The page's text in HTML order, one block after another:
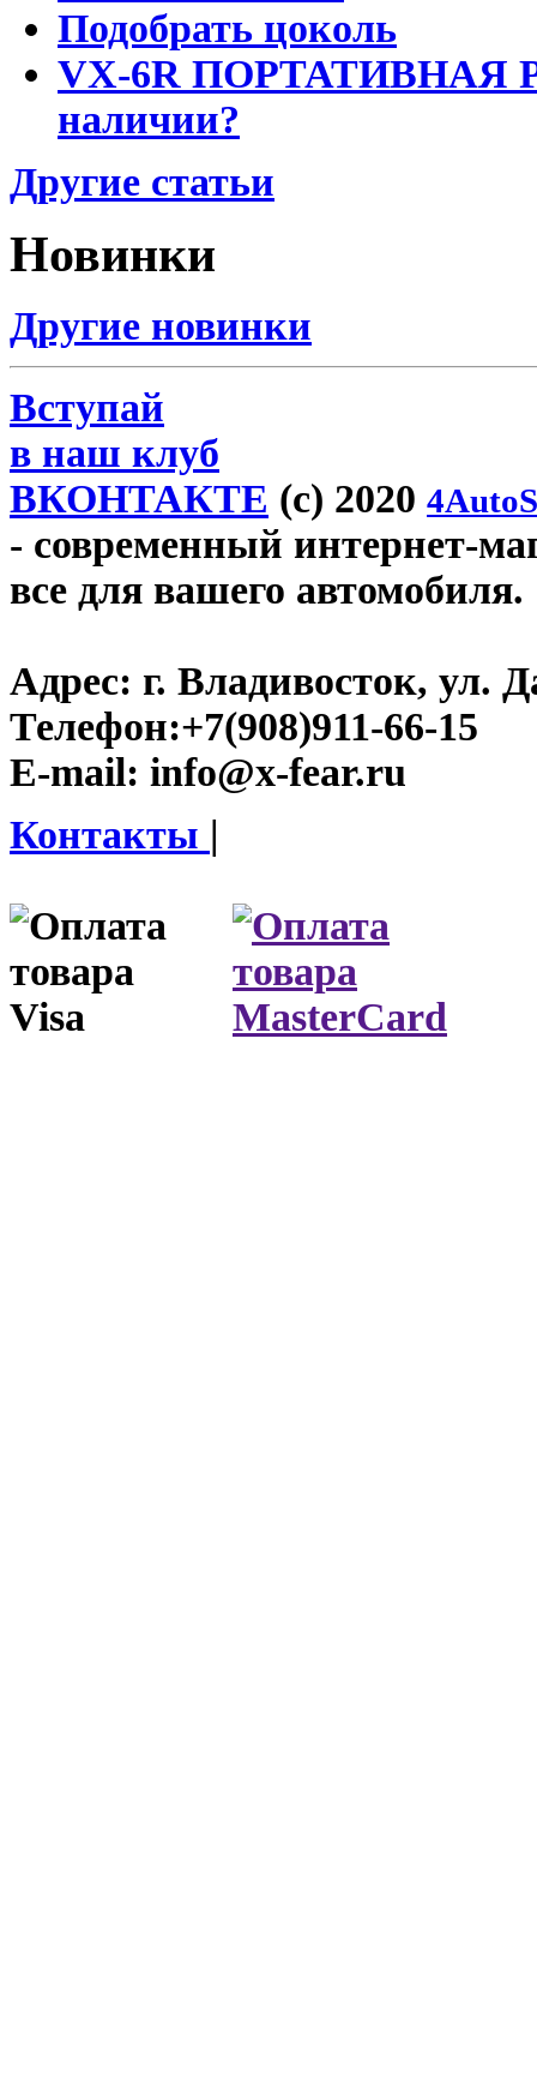
Подобрать цоколь
VX-6R ПОРТАТИВНАЯ
наличии?
Другие статьи
Новинки
Другие новинки
Вступай
в наш клуб
ВКОНТАКТЕ (c) 2020
- современный интернет-
все для вашего автомобиля.
Адрес: г. Владивосток, ул.
Телефон:+7(908)911-66-15
E-mail: info@x-fear.ru
Контакты |